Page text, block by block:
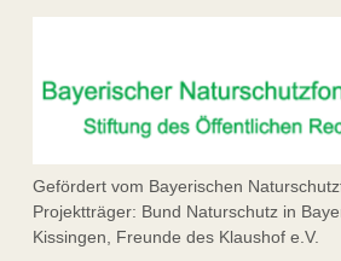
Gefördert vom Bayerischen
Projektträger: Bund Naturschutz in
Kissingen, Freunde des Klaushof e.V.